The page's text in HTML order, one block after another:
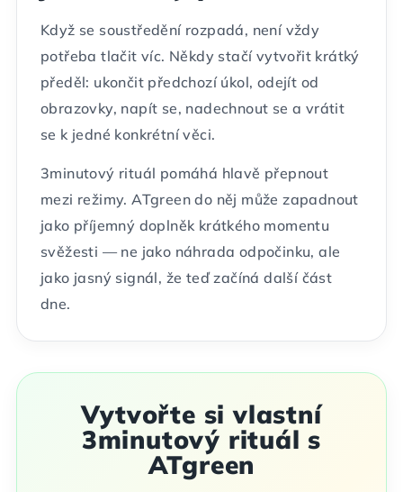
Když se soustředění rozpadá, není vždy
potřeba tlačit víc. Někdy stačí vytvořit krátký
předěl: ukončit předchozí úkol, odejít od
obrazovky, napít se, nadechnout se a vrátit
se k jedné konkrétní věci.
3minutový rituál pomáhá hlavě přepnout
mezi režimy. ATgreen do něj může zapadnout
jako příjemný doplněk krátkého momentu
svěžesti — ne jako náhrada odpočinku, ale
jako jasný signál, že teď začíná další část
dne.
Vytvořte si vlastní
3minutový rituál s
ATgreen